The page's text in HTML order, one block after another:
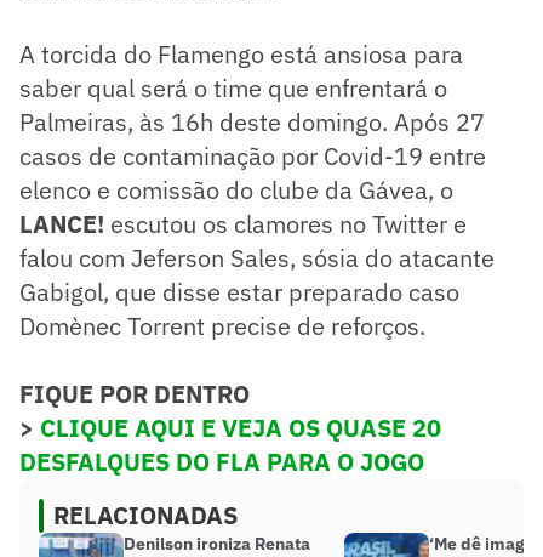
A torcida do Flamengo está ansiosa para
saber qual será o time que enfrentará o
Palmeiras, às 16h deste domingo. Após 27
casos de contaminação por Covid-19 entre
elenco e comissão do clube da Gávea, o
LANCE! escutou os clamores no Twitter e
falou com Jeferson Sales, sósia do atacante
Gabigol, que disse estar preparado caso
Domènec Torrent precise de reforços.
FIQUE POR DENTRO
> CLIQUE AQUI E VEJA OS QUASE 20
DESFALQUES DO FLA PARA O JOGO
RELACIONADAS
Denilson ironiza Renata
‘Me dê